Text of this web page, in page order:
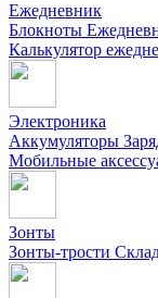
Ежедневник
Блокноты
Калькулятор
Электроника
Аккумуляторы
Мобильные
Зонты
Зонты-трости